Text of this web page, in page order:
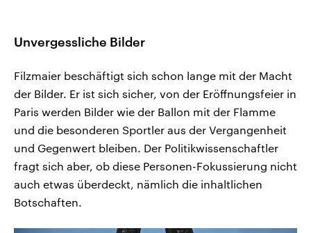
Unvergessliche Bilder
Filzmaier beschäftigt sich schon lange mit der Macht
der Bilder. Er ist sich sicher, von der Eröffnungsfeier in
Paris werden Bilder wie der Ballon mit der Flamme
und die besonderen Sportler aus der Vergangenheit
und Gegenwert bleiben. Der Politikwissenschaftler
fragt sich aber, ob diese Personen-Fokussierung nicht
auch etwas überdeckt, nämlich die inhaltlichen
Botschaften.